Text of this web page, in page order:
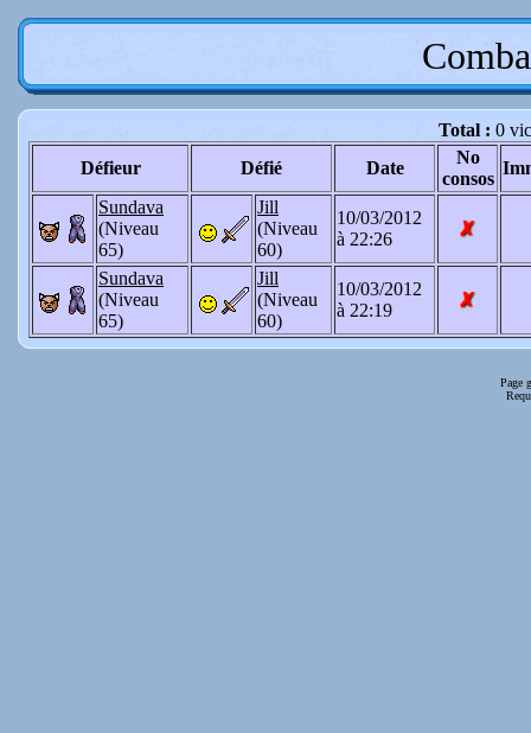
Total : 0
Défieur
Défié Date
No
consos
Sundava
(Niveau
65)
Jill
(Niveau
60)
10/03/2012
à 22:26
Sundava
(Niveau
65)
Jill
(Niveau
60)
10/03/2012
à 22:19
Page